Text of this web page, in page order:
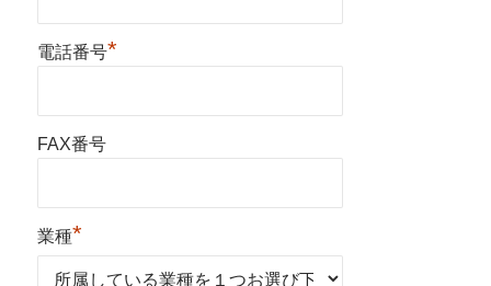
電話番号*
FAX番号
業種*